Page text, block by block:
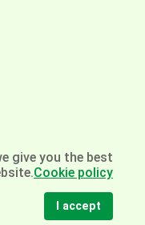
give you the best
Cookie policy
I accept